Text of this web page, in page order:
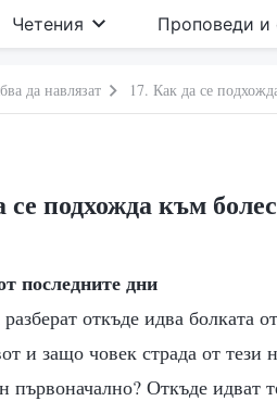
Четения Проповеди и
да навлязат 17. Как да се
се подхожда към
последните дни
откъде идва болката
и защо човек страда от
първоначално? Откъде идват